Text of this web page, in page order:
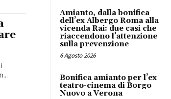
Amianto, dalla bonifica
dell’ex Albergo Roma alla
vicenda Rai: due casi che
riaccendono l’attenzione
sulla prevenzione
6 Agosto 2026
Bonifica amianto per l’ex
teatro-cinema di Borgo
Nuovo a Verona